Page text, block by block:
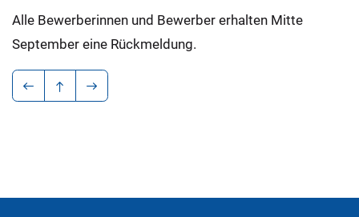
Alle Bewerberinnen und Bewerber erhalten Mitte
September eine Rückmeldung.